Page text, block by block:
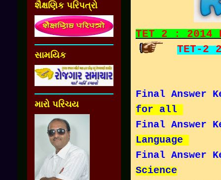
TET 2 : 2014
TET-2
Final Answer
for all
Final Answer
Language
Final Answer
Science
શૈક્ષણિક પરિપત્રો
સામયિક
મારો પરિચય